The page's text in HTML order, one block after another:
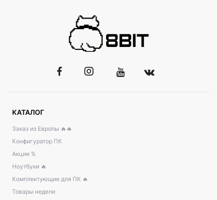
КАТАЛОГ
Заказ из Европы 🔥🔥
Конфигуратор ПК
Акции %
Ноутбуки 🔥
Комплектующие для ПК 🔥
Товары недели